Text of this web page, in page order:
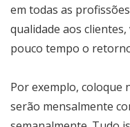
em todas as
qualidade aos
pouco tempo o
Por exemplo, coloque
serão mensalmente